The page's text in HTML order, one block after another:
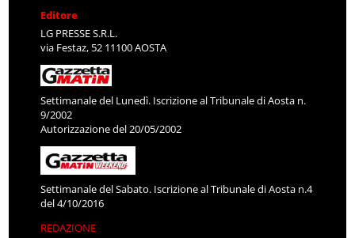
Editore
LG PRESSE S.R.L.
via Festaz, 52 11100 AOSTA
Settimanale del Lunedì. Iscrizione al Tribunale di Aosta n.
9/2002
Autorizzazione del 20/05/2002
Settimanale del Sabato. Iscrizione al Tribunale di Aosta n.4
del 4/10/2016
REDAZIONE